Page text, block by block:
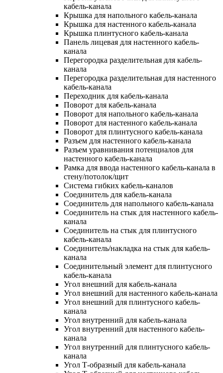
кабель-канала
Крышка для напольного кабель-канала
Крышка для настенного кабель-канала
Крышка плинтусного кабель-канала
Панель лицевая для настенного кабель-
канала
Перегородка разделительная для кабель-
канала
Перегородка разделительная для настенного
кабель-канала
Переходник для кабель-канала
Поворот для кабель-канала
Поворот для напольного кабель-канала
Поворот для настенного кабель-канала
Поворот для плинтусного кабель-канала
Разъем для настенного кабель-канала
Разъем уравнивания потенциалов для
настенного кабель-канала
Рамка для ввода настенного кабель-канала в
стену/потолок/щит
Система гибких кабель-каналов
Соединитель для кабель-канала
Соединитель для напольного кабель-канала
Соединитель на стык для настенного кабель-
канала
Соединитель на стык для плинтусного
кабель-канала
Соединитель/накладка на стык для кабель-
канала
Соединительный элемент для плинтусного
кабель-канала
Угол внешний для кабель-канала
Угол внешний для настенного кабель-канала
Угол внешний для плинтусного кабель-
канала
Угол внутренний для кабель-канала
Угол внутренний для настенного кабель-
канала
Угол внутренний для плинтусного кабель-
канала
Угол Т-образный для кабель-канала